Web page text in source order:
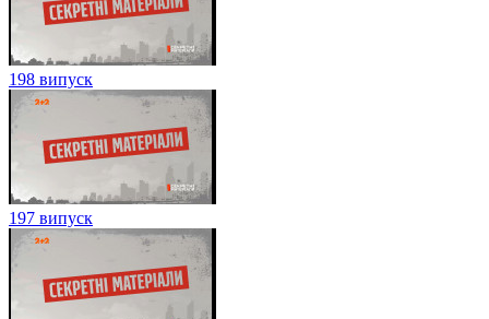
198 випуск
197 випуск